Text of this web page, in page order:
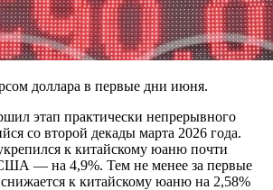
доллара в первые дни июня.
этап практически непрерывного
со второй декады марта 2026 года.
к китайскому юаню почти
— на 4,9%. Тем не менее за первые
к китайскому юаню на 2,58%